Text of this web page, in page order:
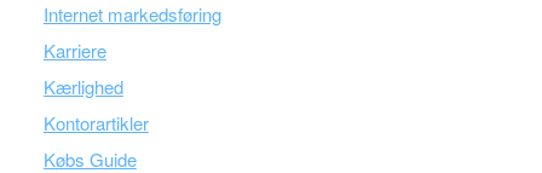
Internet markedsføring
Karriere
Kærlighed
Kontorartikler
Købs Guide